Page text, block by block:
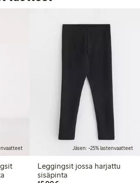
Jäsen: -25% lastenvaatteet
Leggingsit jossa harjattu
sisäpinta